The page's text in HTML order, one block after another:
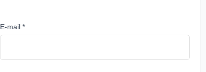
E-mail *